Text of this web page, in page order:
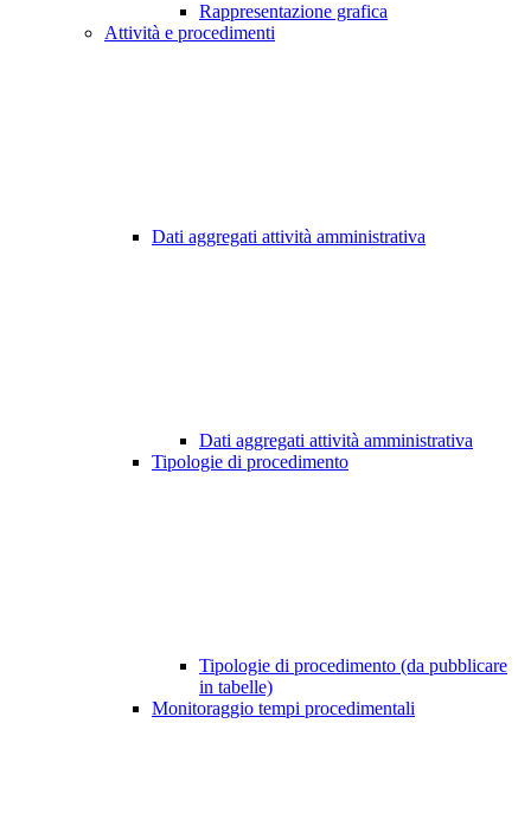
Rappresentazione grafica
Attività e procedimenti
Dati aggregati attività amministrativa
Dati aggregati attività amministrativa
Tipologie di procedimento
Tipologie di procedimento (da pubblicare
in tabelle)
Monitoraggio tempi procedimentali